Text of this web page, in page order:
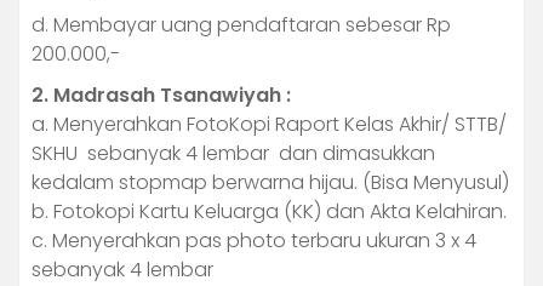
d. Membayar uang pendaftaran sebesar Rp
200.000,-
2. Madrasah Tsanawiyah :
a. Menyerahkan FotoKopi Raport Kelas Akhir/ STTB/
SKHU sebanyak 4 lembar dan dimasukkan
kedalam stopmap berwarna hijau. (Bisa Menyusul)
b. Fotokopi Kartu Keluarga (KK) dan Akta Kelahiran.
c. Menyerahkan pas photo terbaru ukuran 3 x 4
sebanyak 4 lembar